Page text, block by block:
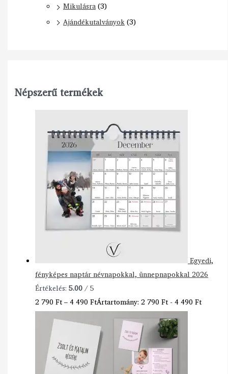
Mikulásra(3)
Ajándékutalványok(3)
Népszerű termékek
Egyedi,
fényképes naptár névnapokkal, ünnepnapokkal 2026
Értékelés:5.00/ 5
2 790Ft–4 490FtÁrtartomány: 2 790 Ft - 4 490 Ft